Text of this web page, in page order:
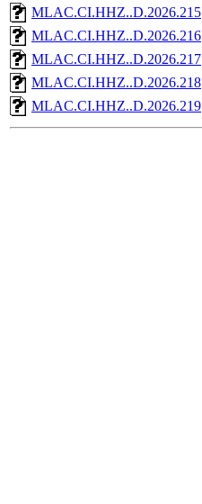
MLAC.CI.HHZ..D.2026.215
MLAC.CI.HHZ..D.2026.216
MLAC.CI.HHZ..D.2026.217
MLAC.CI.HHZ..D.2026.218
MLAC.CI.HHZ..D.2026.219